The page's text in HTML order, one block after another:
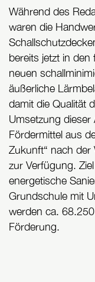
Während des
waren die
bereits jetzt in den
neuen
äußerliche
damit die Qualität
Umsetzung
Fördermittel aus
Zukunft“ nach der
zur Verfügung.
energetische
Grundschule mit
werden ca.
Förderung.